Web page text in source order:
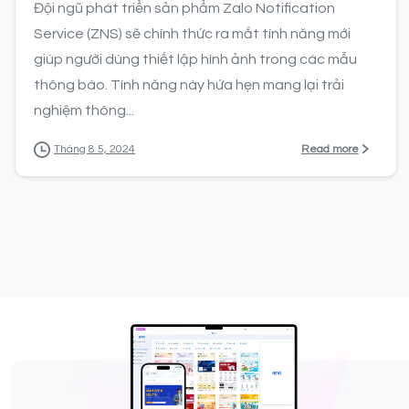
Đội ngũ phát triển sản phẩm Zalo Notification
Service (ZNS) sẽ chính thức ra mắt tính năng mới
giúp người dùng thiết lập hình ảnh trong các mẫu
thông báo. Tính năng này hứa hẹn mang lại trải
nghiệm thông...
Tháng 8 5, 2024 Read more